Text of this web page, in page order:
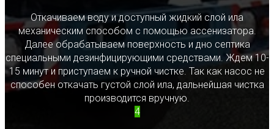
Откачиваем воду и доступный жидкий слой ила
механическим способом с помощью ассенизатора.
Далее обрабатываем поверхность и дно септика
специальными дезинфицирующими средствами. Ждем 10-
15 минут и приступаем к ручной чистке. Так как насос не
способен откачать густой слой ила, дальнейшая чистка
производится вручную.
4